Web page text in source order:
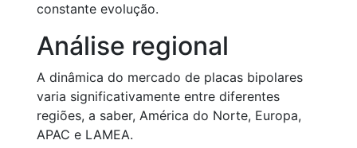
constante evolução.
Análise regional
A dinâmica do mercado de placas bipolares
varia significativamente entre diferentes
regiões, a saber, América do Norte, Europa,
APAC e LAMEA.